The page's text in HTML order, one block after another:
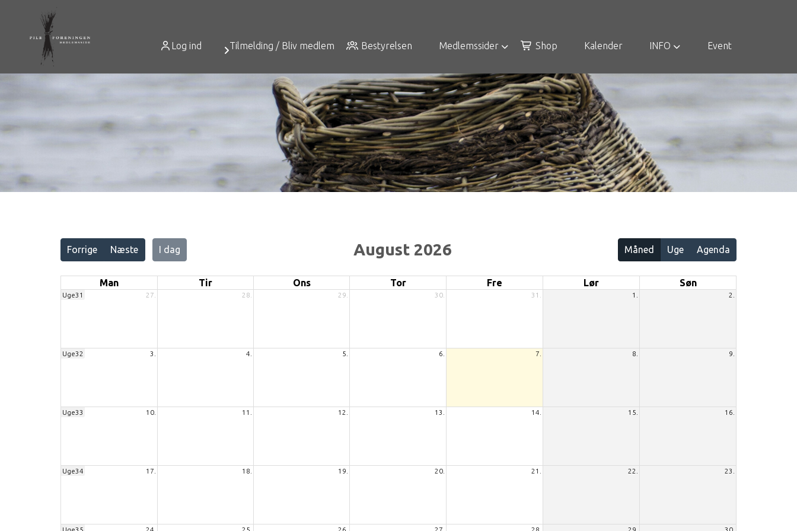
Log ind Tilmelding / Bliv medlem Bestyrelsen Medlemssider Shop Kalender INFO Event
Forrige Næste I dag August 2026 Måned Uge Agenda
Man Tir Ons Tor Fre Lør Søn
Uge31 27. 28. 29. 30. 31. 1. 2.
Uge32 3. 4. 5. 6. 7. 8. 9.
Uge33 10. 11. 12. 13. 14. 15. 16.
Uge34 17. 18. 19. 20. 21. 22. 23.
Uge35 24. 25. 26. 27. 28. 29. 30.